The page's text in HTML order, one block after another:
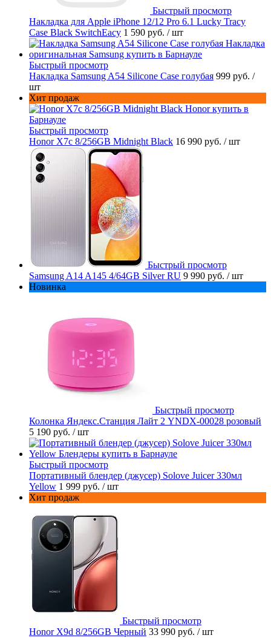
Быстрый просмотр
Накладка для Apple iPhone 12/12 Pro 6.1 Lucky Tracy
Case Black SwitchEacy 1 590 руб. / шт
Быстрый просмотр
Накладка Samsung A54 Silicone Case голубая 999 руб. /
шт
Хит продаж
Быстрый просмотр
Honor X7c 8/256GB Midnight Black 16 990 руб. / шт
Быстрый просмотр
Samsung A14 A145 4/64GB Silver RU 9 990 руб. / шт
Новинка
Быстрый просмотр
Колонка Яндекс.Станция Лайт 2 YNDX-00028 розовый
5 190 руб. / шт
Быстрый просмотр
Портативный блендер (джусер) Solove Juicer 330мл
Yellow 1 999 руб. / шт
Хит продаж
Быстрый просмотр
Honor X9d 8/256GB Черный 33 990 руб. / шт